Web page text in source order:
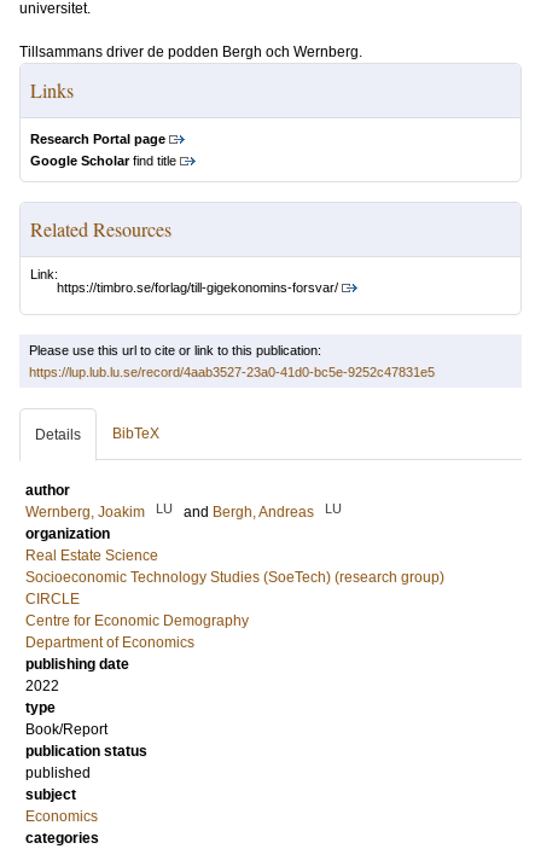
universitet.
Tillsammans driver de podden Bergh och Wernberg.
Links
Research Portal page
Google Scholarfind title
Related Resources
Link:
https://timbro.se/forlag/till-gigekonomins-forsvar/
Please use this url to cite or link to this publication:
https://lup.lub.lu.se/record/4aab3527-23a0-41d0-bc5e-9252c47831e5
Details BibTeX
author
Wernberg, Joakim
LU and Bergh, Andreas LU
organization
Real Estate Science
Socioeconomic Technology Studies (SoeTech) (research group)
CIRCLE
Centre for Economic Demography
Department of Economics
publishing date
2022
type
Book/Report
publication status
published
subject
Economics
categories